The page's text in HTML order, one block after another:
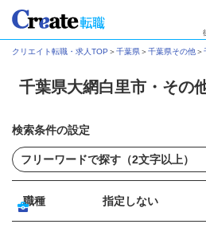
クリエイト転職・求人TOP ＞千葉県＞千葉県その他＞
千葉県大網白里市・その
検索条件の設定
職種 指定しない